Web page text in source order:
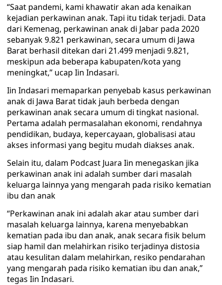
“Saat pandemi, kami khawatir akan ada kenaikan
kejadian perkawinan anak. Tapi itu tidak terjadi. Data
dari Kemenag, perkawinan anak di Jabar pada 2020
sebanyak 9.821 perkawinan, secara umum di Jawa
Barat berhasil ditekan dari 21.499 menjadi 9.821,
meskipun ada beberapa kabupaten/kota yang
meningkat,” ucap Iin Indasari.
Iin Indasari memaparkan penyebab kasus perkawinan
anak di Jawa Barat tidak jauh berbeda dengan
perkawinan anak secara umum di tingkat nasional.
Pertama adalah permasalahan ekonomi, rendahnya
pendidikan, budaya, kepercayaan, globalisasi atau
akses informasi yang begitu mudah diakses anak.
Selain itu, dalam Podcast Juara Iin menegaskan jika
perkawinan anak ini adalah sumber dari masalah
keluarga lainnya yang mengarah pada risiko kematian
ibu dan anak
“Perkawinan anak ini adalah akar atau sumber dari
masalah keluarga lainnya, karena menyebabkan
kematian pada ibu dan anak, anak secara fisik belum
siap hamil dan melahirkan risiko terjadinya distosia
atau kesulitan dalam melahirkan, resiko pendarahan
yang mengarah pada risiko kematian ibu dan anak,”
tegas Iin Indasari.